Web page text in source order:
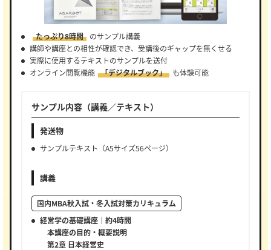
たっぷり8時間
のサンプル講義
講師や講座との相性が確認でき、受講後のギャップを無くせる
実際に使用するテキストのサンプルを送付
オンライン閲覧機能 「デジタルブック」 も体験可能
サンプル内容（講義／テキスト）
発送物
サンプルテキスト（A5サイズ56ページ）
講義
国内MBA秋入試・冬入試対策カリキュラム
経営学の基礎講座｜約4時間
本講座の目的・概要説明
第2章 日本経営史